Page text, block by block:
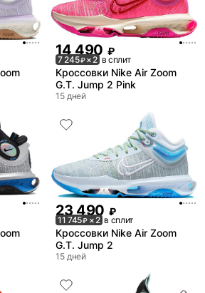
14 490 ₽
7 245₽× 2 в сплит
Кроссовки Nike Air Zoom
G.T. Jump 2 Pink
15 дней
23 490 ₽
11 745₽ × 2 в сплит
Кроссовки Nike Air Zoom
G.T. Jump 2
15 дней